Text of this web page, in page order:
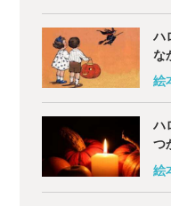
ハ
な
ど
絵
ハ
つ
の
絵